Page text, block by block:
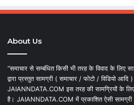
About Us
“समाचार से सम्बंधित किसी भी तरह के विवाद के लिए
द्वारा प्रस्तुत सामग्री ( समाचार / फोटो / विडियो आदि )
JAIANNDATA.COM इस तरह की सामग्रियों के लिए
है। JAIANNDATA.COM में प्रकाशित ऐसी सामग्री